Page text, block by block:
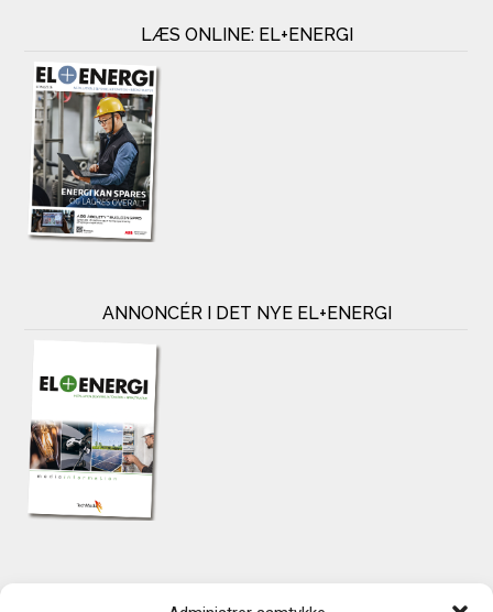
LÆS ONLINE: EL+ENERGI
ANNONCÉR I DET NYE EL+ENERGI